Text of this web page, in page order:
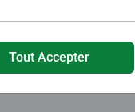
Tout Accepter